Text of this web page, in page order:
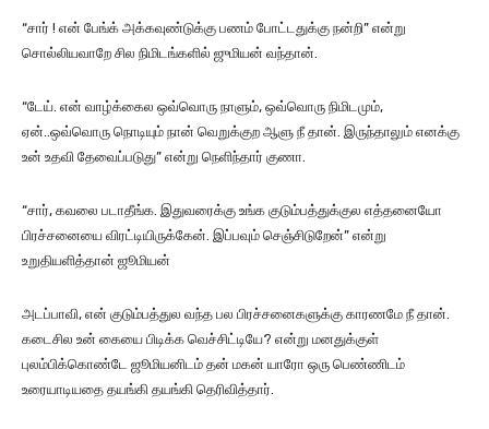
“சார் ! என் பேங்க் அக்கவுண்டுக்கு பணம் போட்டதுக்கு நன்றி” என்று
சொல்லியவாறே சில நிமிடங்களில் ஜுமியன் வந்தான்.
“டேய். என் வாழ்க்கைல ஒவ்வொரு நாளும், ஒவ்வொரு நிமிடமும்,
ஏன்..ஒவ்வொரு நொடியும் நான் வெறுக்குற ஆளு நீ தான். இருந்தாலும் எனக்கு
உன் உதவி தேவைப்படுது” என்று நெளிந்தார் குணா.
“சார், கவலை படாதீங்க. இதுவரைக்கு உங்க குடும்பத்துக்குல எத்தனையோ
பிரச்சனையை விரட்டியிருக்கேன். இப்பவும் செஞ்சிடுறேன்” என்று
உறுதியளித்தான் ஜூமியன்
அடப்பாவி, என் குடும்பத்துல வந்த பல பிரச்சனைகளுக்கு காரணமே நீ தான்.
கடைசில உன் கையை பிடிக்க வெச்சிட்டியே? என்று மனதுக்குள்
புலம்பிக்கொண்டே ஜூமியனிடம் தன் மகன் யாரோ ஒரு பெண்ணிடம்
உரையாடியதை தயங்கி தயங்கி தெரிவித்தார்.